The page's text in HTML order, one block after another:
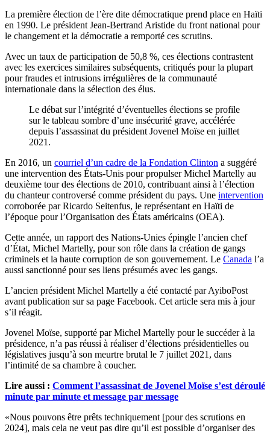
La première élection de l’ère dite démocratique prend place en Haïti
en 1990. Le président Jean-Bertrand Aristide du front national pour
le changement et la démocratie a remporté ces scrutins.
Avec un taux de participation de 50,8 %, ces élections contrastent
avec les exercices similaires subséquents, critiqués pour la plupart
pour fraudes et intrusions irrégulières de la communauté
internationale dans la sélection des élus.
Le débat sur l’intégrité d’éventuelles élections se profile
sur le tableau sombre d’une insécurité grave, accélérée
depuis l’assassinat du président Jovenel Moïse en juillet
2021.
En 2016, un courriel d’un cadre de la Fondation Clinton a suggéré
une intervention des États-Unis pour propulser Michel Martelly au
deuxième tour des élections de 2010, contribuant ainsi à l’élection
du chanteur controversé comme président du pays. Une intervention
corroborée par Ricardo Seitenfus, le représentant en Haïti de
l’époque pour l’Organisation des États américains (OEA).
Cette année, un rapport des Nations-Unies épingle l’ancien chef
d’État, Michel Martelly, pour son rôle dans la création de gangs
criminels et la haute corruption de son gouvernement. Le Canada l’a
aussi sanctionné pour ses liens présumés avec les gangs.
L’ancien président Michel Martelly a été contacté par AyiboPost
avant publication sur sa page Facebook. Cet article sera mis à jour
s’il réagit.
Jovenel Moïse, supporté par Michel Martelly pour le succéder à la
présidence, n’a pas réussi à réaliser d’élections présidentielles ou
législatives jusqu’à son meurtre brutal le 7 juillet 2021, dans
l’intimité de sa chambre à coucher.
Lire aussi : Comment l’assassinat de Jovenel Moïse s’est déroulé
minute par minute et message par message
«Nous pouvons être prêts techniquement [pour des scrutions en
2024], mais cela ne veut pas dire qu’il est possible d’organiser des